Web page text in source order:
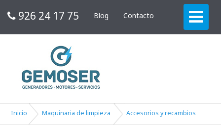
926 24 17 75 Blog Contacto
Inicio Maquinaria de limpieza Accesorios y recambios